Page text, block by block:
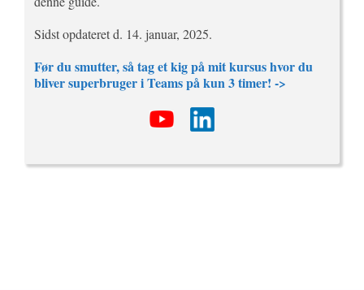
Sidst opdateret d. 14. januar, 2025.
Før du smutter, så tag et kig på mit kursus hvor du
bliver superbruger i Teams på kun 3 timer! ->